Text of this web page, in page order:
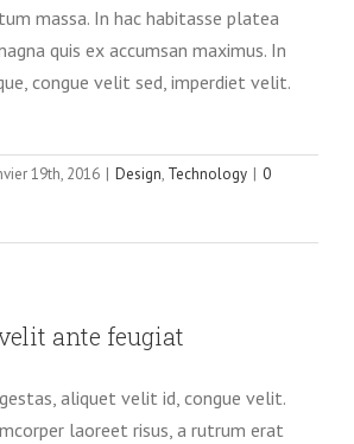
massa. In hac habitasse platea
quis ex accumsan maximus. In
congue velit sed, imperdiet velit.
19th, 2016 | Design, Technology | 0
ante feugiat
aliquet velit id, congue velit.
laoreet risus, a rutrum erat